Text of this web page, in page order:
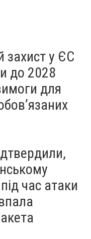
захист у ЄС
до 2028
для
час атаки